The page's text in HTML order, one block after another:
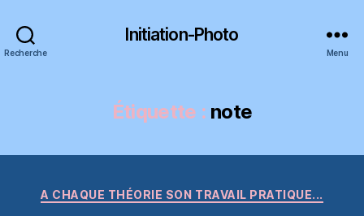
Recherche
Initiation-Photo
Menu
Étiquette : note
Catégories
A CHAQUE THÉORIE SON TRAVAIL PRATIQUE...